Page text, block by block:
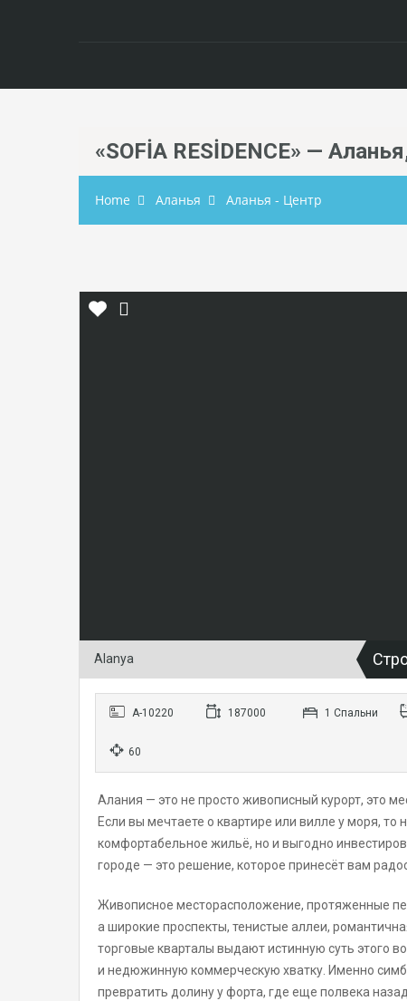
«SOFİA RESİDENCE» —
Home Аланья Аланья - Центр
Alanya
А-10220 187000 1 Cпальни
60
Алания — это не просто живописный курорт, это
Если вы мечтаете о квартире или вилле у моря,
комфортабельное жильё, но и выгодно
городе — это решение, которое принесёт вам
Живописное месторасположение, протяженные
а широкие проспекты, тенистые аллеи,
торговые кварталы выдают истинную суть этого
и недюжинную коммерческую хватку. Именно
превратить долину у форта, где еще полвека